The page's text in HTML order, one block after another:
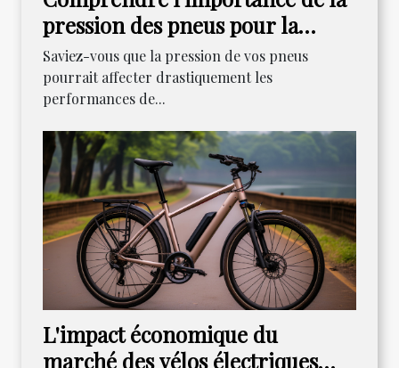
pression des pneus pour la
performance de votre Kawasaki
ER6N
Saviez-vous que la pression de vos pneus
pourrait affecter drastiquement les
performances de...
L'impact économique du
marché des vélos électriques